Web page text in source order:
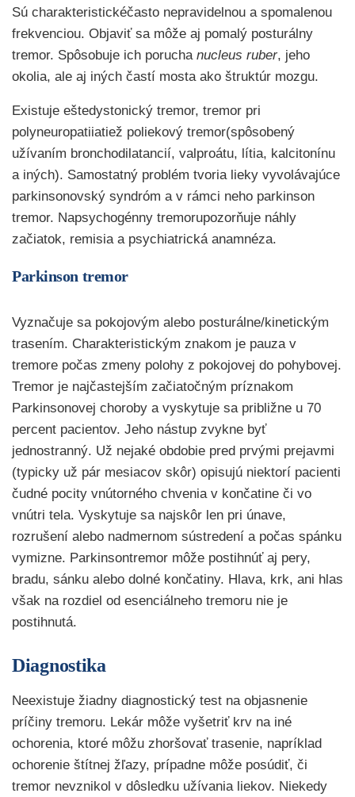
Sú charakteristickéčasto nepravidelnou a spomalenou
frekvenciou. Objaviť sa môže aj pomalý posturálny
tremor. Spôsobuje ich porucha nucleus ruber, jeho
okolia, ale aj iných častí mosta ako štruktúr mozgu.
Existuje eštedystonický tremor, tremor pri
polyneuropatiiatiež poliekový tremor(spôsobený
užívaním bronchodilatancií, valproátu, lítia, kalcitonínu
a iných). Samostatný problém tvoria lieky vyvolávajúce
parkinsonovský syndróm a v rámci neho parkinson
tremor. Napsychogénny tremorupozorňuje náhly
začiatok, remisia a psychiatrická anamnéza.
Parkinson tremor
Vyznačuje sa pokojovým alebo posturálne/kinetickým
trasením. Charakteristickým znakom je pauza v
tremore počas zmeny polohy z pokojovej do pohybovej.
Tremor je najčastejším začiatočným príznakom
Parkinsonovej choroby a vyskytuje sa približne u 70
percent pacientov. Jeho nástup zvykne byť
jednostranný. Už nejaké obdobie pred prvými prejavmi
(typicky už pár mesiacov skôr) opisujú niektorí pacienti
čudné pocity vnútorného chvenia v končatine či vo
vnútri tela. Vyskytuje sa najskôr len pri únave,
rozrušení alebo nadmernom sústredení a počas spánku
vymizne. Parkinsontremor môže postihnúť aj pery,
bradu, sánku alebo dolné končatiny. Hlava, krk, ani hlas
však na rozdiel od esenciálneho tremoru nie je
postihnutá.
Diagnostika
Neexistuje žiadny diagnostický test na objasnenie
príčiny tremoru. Lekár môže vyšetriť krv na iné
ochorenia, ktoré môžu zhoršovať trasenie, napríklad
ochorenie štítnej žľazy, prípadne môže posúdiť, či
tremor nevznikol v dôsledku užívania liekov. Niekedy